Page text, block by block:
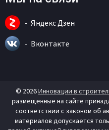
Яндекс Дзен
Вконтакте
© 2026Инновации в
размещенные на сайте
соответствии с законом об
материалов допускается